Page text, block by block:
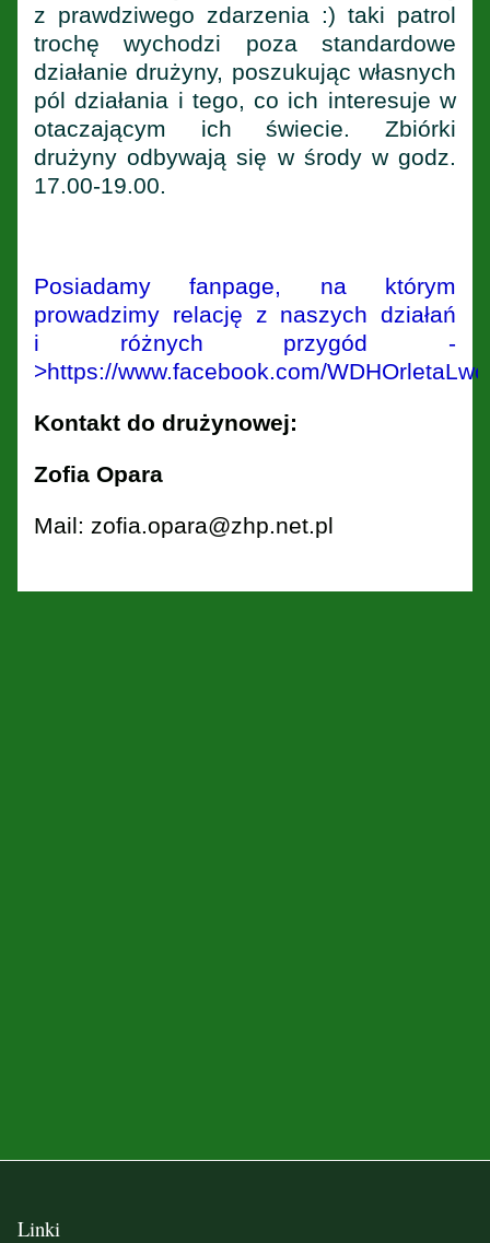
z prawdziwego zdarzenia :) taki patrol
trochę wychodzi poza standardowe
działanie drużyny, poszukując własnych
pól działania i tego, co ich interesuje w
otaczającym ich świecie. Zbiórki
drużyny odbywają się w środy w godz.
17.00-19.00.
Posiadamy fanpage, na którym
prowadzimy relację z naszych działań
i różnych przygód -
>https://www.facebook.com/
Kontakt do drużynowej:
Zofia Opara
Mail: zofia.opara@zhp.net.pl
Linki